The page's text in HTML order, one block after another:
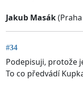
Jakub Masák
#34
Podepisuji, protože
To co předvádí